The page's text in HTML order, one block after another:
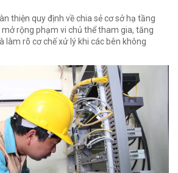
thiện quy định về chia sẻ cơ sở hạ tầng
rộng phạm vi chủ thể tham gia, tăng
làm rõ cơ chế xử lý khi các bên không